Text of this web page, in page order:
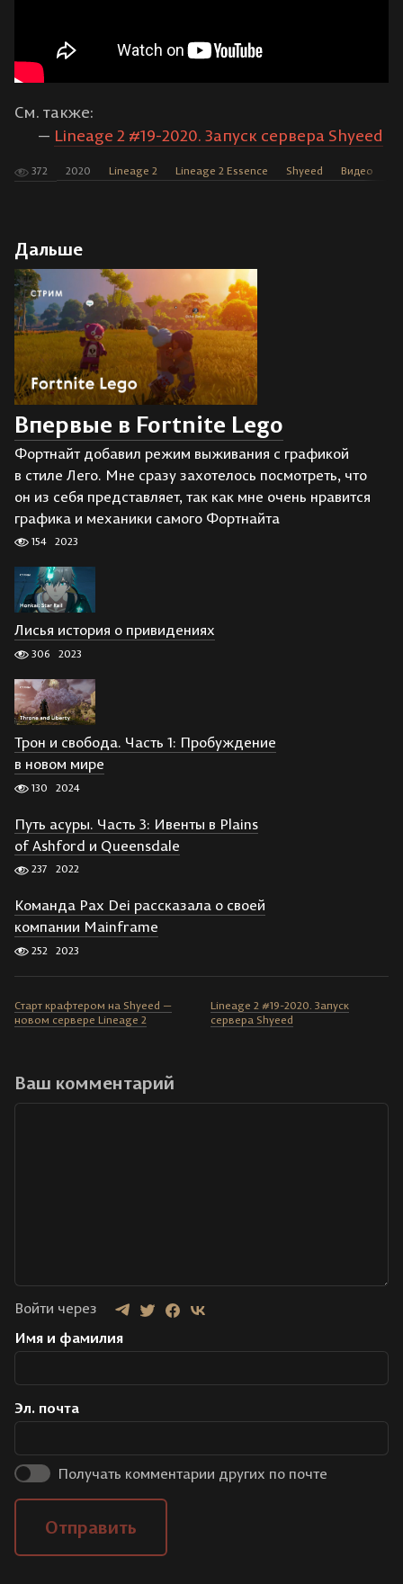
См. также:
Lineage 2 #19-2020. Запуск сервера Shyeed
372 2020 Lineage 2 Lineage 2 Essence Shyeed Видео
Дальше
Впервые в Fortnite Lego
Фортнайт добавил режим выживания с графикой
в стиле Лего. Мне сразу захотелось посмотреть, что
он из себя представляет, так как мне очень нравится
графика и механики самого Фортнайта
154 2023
Лисья история о привидениях
306 2023
Трон и свобода. Часть 1: Пробуждение
в новом мире
130 2024
Путь асуры. Часть 3: Ивенты в Plains
of Ashford и Queensdale
237 2022
Команда Pax Dei рассказала о своей
компании Mainframe
252 2023
Старт крафтером на Shyeed —
новом сервере Lineage 2
Lineage 2 #19-2020. Запуск
сервера Shyeed
Ваш комментарий
Войти через
Имя и фамилия
Эл. почта
Получать комментарии других по почте
Отправить